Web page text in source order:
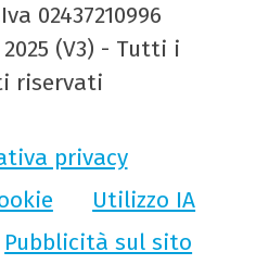
02437210996
(V3) - Tutti i
riservati
privacy
Utilizzo IA
Pubblicità sul sito